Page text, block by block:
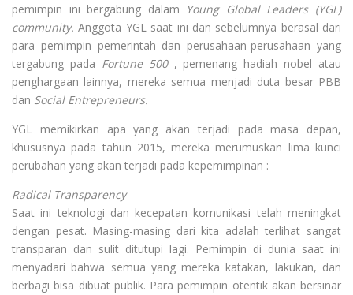
pemimpin ini bergabung dalam Young Global Leaders (YGL)
community.Anggota YGL saat ini dan sebelumnya berasal dari
para pemimpin pemerintah dan perusahaan-perusahaan yang
tergabung pada Fortune 500, pemenang hadiah nobel atau
penghargaan lainnya, mereka semua menjadi duta besar PBB
dan Social Entrepreneurs.
YGL memikirkan apa yang akan terjadi pada masa depan,
khususnya pada tahun 2015, mereka merumuskan lima kunci
perubahan yang akan terjadi pada kepemimpinan :
Radical Transparency
Saat ini teknologi dan kecepatan komunikasi telah meningkat
dengan pesat. Masing-masing dari kita adalah terlihat sangat
transparan dan sulit ditutupi lagi. Pemimpin di dunia saat ini
menyadari bahwa semua yang mereka katakan, lakukan, dan
berbagi bisa dibuat publik. Para pemimpin otentik akan bersinar